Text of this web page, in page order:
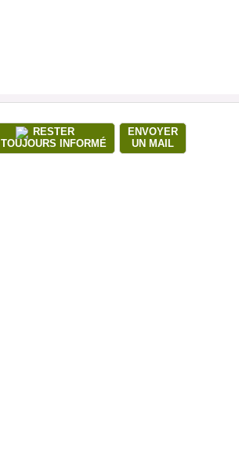
RESTER
TOUJOURS INFORMÉ
ENVOYER
UN MAIL